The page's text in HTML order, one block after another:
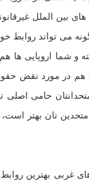
بین الملل
می تواند روابط
شما اروپایی ها
سلاح فروخته است. غرب
حامی اصلی
متحدین تان بهتر
بهترین روابط